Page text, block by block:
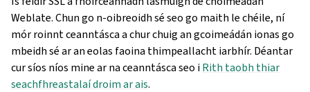
Weblate. Chun go n-oibreoidh sé seo go maith le chéile, ní
mór roinnt ceanntásca a chur chuig an gcoimeádán ionas go
mbeidh sé ar an eolas faoina thimpeallacht iarbhír. Déantar
cur síos níos mine ar na ceanntásca seo iRith taobh thiar
seachfhreastalaí droim ar ais.